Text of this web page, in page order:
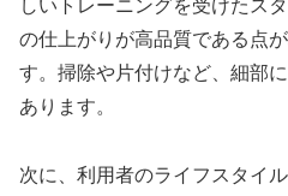
しいトレーニングを受けたス
の仕上がりが高品質である点
す。掃除や片付けなど、細部
あります。
次に、利用者のライフスタイ